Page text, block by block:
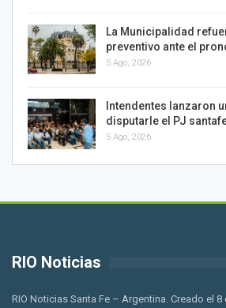
La Municipalidad
preventivo ante el
5 Ago, 2026
Intendentes lanzaron
disputarle el PJ
5 Ago, 2026
RIO Noticias
RIO Noticias Santa Fe – Argentina. Creado el